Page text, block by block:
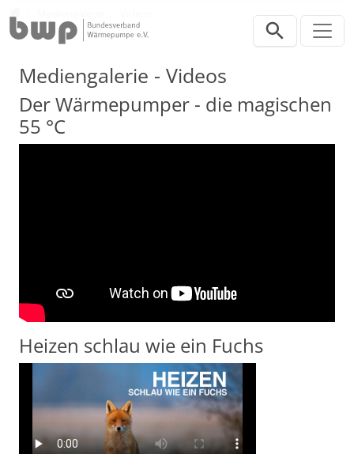
Mediengalerie - Videos
Der Wärmepumper - die magischen
55 °C
Heizen schlau wie ein Fuchs